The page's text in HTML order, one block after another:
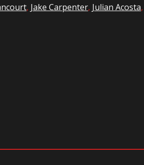
, Jake Carpenter, Julian Acosta,